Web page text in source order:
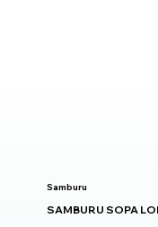
Samburu
SAMBURU SOPA